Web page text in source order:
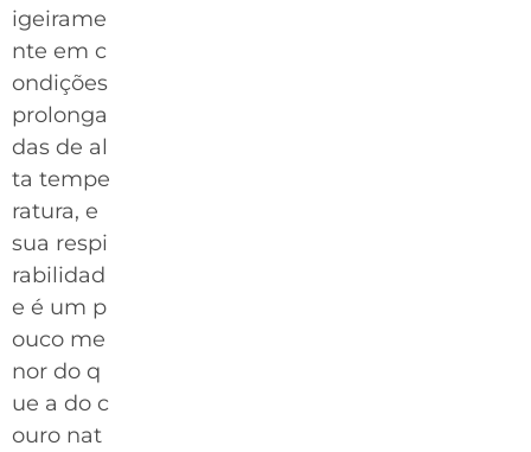
igeirame
nte em c
ondições
prolonga
das de al
ta tempe
ratura, e
sua respi
rabilidad
e é um p
ouco me
nor do q
ue a do c
ouro nat